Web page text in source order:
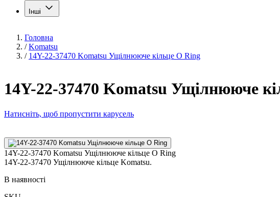
Інші
Головна
/ Komatsu
/ 14Y-22-37470 Komatsu Ущілнююче кільце O Ring
14Y-22-37470 Komatsu Ущілнююче
Натисніть, щоб пропустити карусель
14Y-22-37470 Komatsu Ущілнююче кільце O Ring
14Y-22-37470 Ущілнююче кільце Komatsu.
В наявності